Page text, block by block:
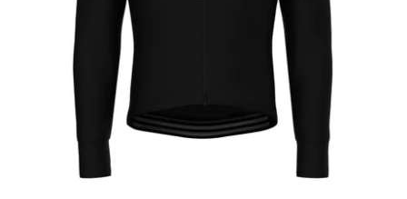
RIDE BIBSHORTS
RIDE AEROSUIT